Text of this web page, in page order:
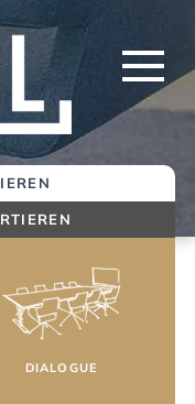
DIALOGUE